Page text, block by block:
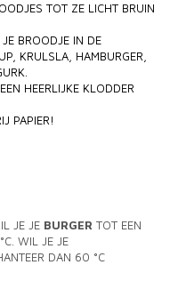
TOT ZE LICHT BRUIN
JE BROODJE IN DE
KRULSLA, HAMBURGER,
HEERLIJKE KLODDER
PAPIER!
JE JE BURGER TOT EEN
WIL JE JE
DAN 60 °C